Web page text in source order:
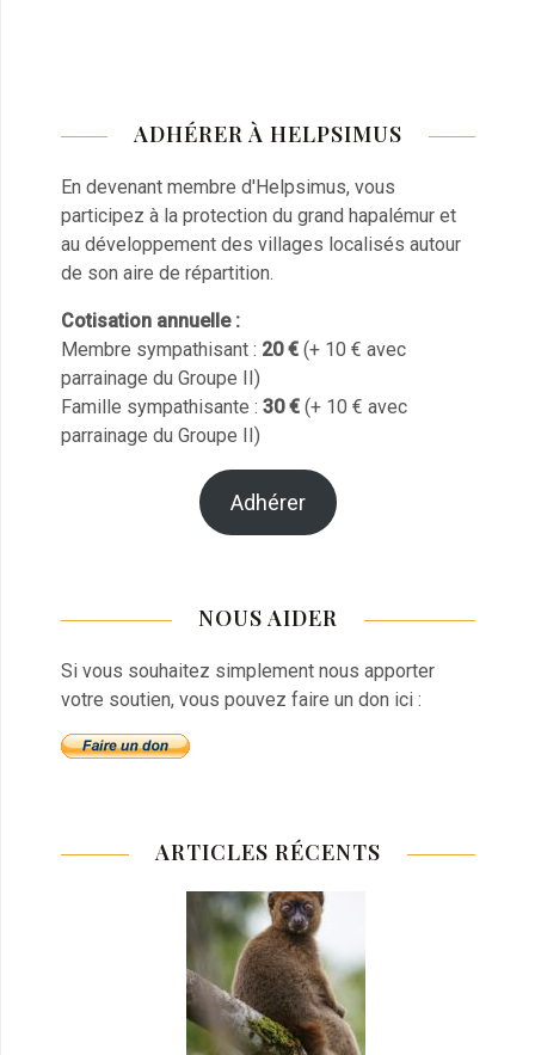
ADHÉRER À HELPSIMUS
En devenant membre d'Helpsimus, vous
participez à la protection du grand hapalémur et
au développement des villages localisés autour
de son aire de répartition.
Cotisation annuelle :
Membre sympathisant : 20 € (+ 10 € avec
parrainage du Groupe II)
Famille sympathisante : 30 € (+ 10 € avec
parrainage du Groupe II)
Adhérer
NOUS AIDER
Si vous souhaitez simplement nous apporter
votre soutien, vous pouvez faire un don ici :
ARTICLES RÉCENTS